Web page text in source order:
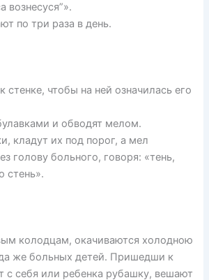
вознесуся”».
по три раза в день.
стенке, чтобы на ней означилась его
и обводят мелом.
кладут их под порог, а мел
голову больного, говоря: «тень,
стень».
колодцам, окачиваются холодною
же больных детей. Пришедши к
с себя или ребенка рубашку, вешают